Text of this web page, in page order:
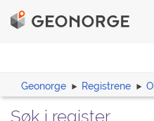
Geonorge Registrene
Søk i register